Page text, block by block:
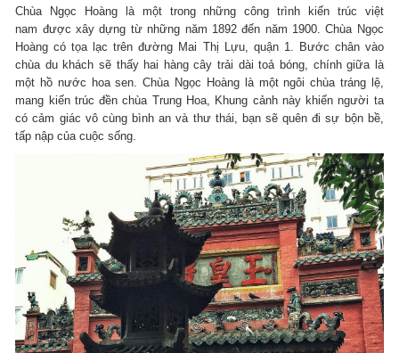
Chùa Ngọc Hoàng là một trong những công trình kiến trúc việt
nam được xây dựng từ những năm 1892 đến năm 1900. Chùa Ngọc
Hoàng có tọa lạc trên đường Mai Thị Lựu, quận 1. Bước chân vào
chùa du khách sẽ thấy hai hàng cây trải dài toả bóng, chính giữa là
một hồ nước hoa sen. Chùa Ngọc Hoàng là một ngôi chùa tráng lệ,
mang kiến trúc đền chùa Trung Hoa, Khung cảnh này khiến người ta
có cảm giác vô cùng bình an và thư thái, bạn sẽ quên đi sự bộn bề,
tấp nập của cuộc sống.